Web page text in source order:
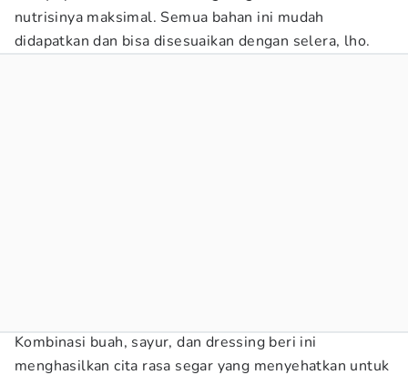
nutrisinya maksimal. Semua bahan ini mudah
didapatkan dan bisa disesuaikan dengan selera, lho.
Kombinasi buah, sayur, dan dressing beri ini
menghasilkan cita rasa segar yang menyehatkan untuk